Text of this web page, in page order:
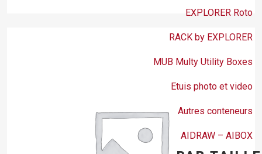
EXPLORER Roto
RACK by EXPLORER
MUB Multy Utility Boxes
Etuis photo et video
Autres conteneurs
AIDRAW – AIBOX